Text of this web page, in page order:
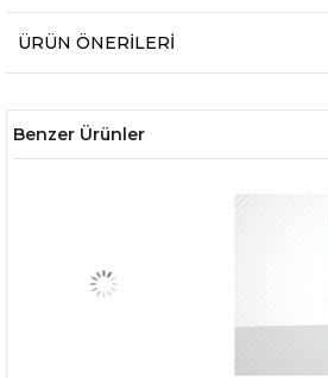
ÜRÜN ÖNERILERI
Benzer Ürünler